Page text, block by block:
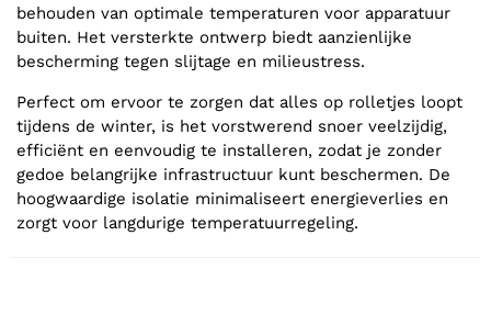
behouden van optimale temperaturen voor apparatuur
buiten. Het versterkte ontwerp biedt aanzienlijke
bescherming tegen slijtage en milieustress.
Perfect om ervoor te zorgen dat alles op rolletjes loopt
tijdens de winter, is het vorstwerend snoer veelzijdig,
efficiënt en eenvoudig te installeren, zodat je zonder
gedoe belangrijke infrastructuur kunt beschermen. De
hoogwaardige isolatie minimaliseert energieverlies en
zorgt voor langdurige temperatuurregeling.